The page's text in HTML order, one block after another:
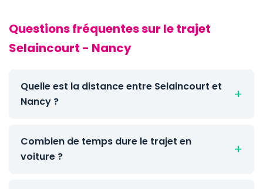
Questions fréquentes sur le trajet
Selaincourt - Nancy
Quelle est la distance entre Selaincourt et
Nancy ?
Combien de temps dure le trajet en
voiture ?